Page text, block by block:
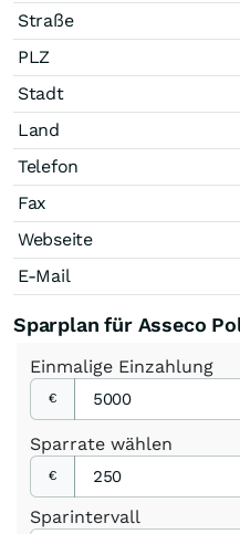
Straße
PLZ
Stadt
Land
Telefon
Fax
Webseite
E-Mail
Sparplan für Asseco
Einmalige Einzahlung
€
Sparrate wählen
€
Sparintervall